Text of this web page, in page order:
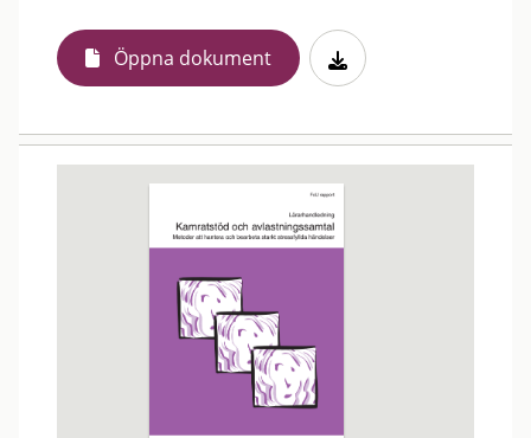
Öppna dokument